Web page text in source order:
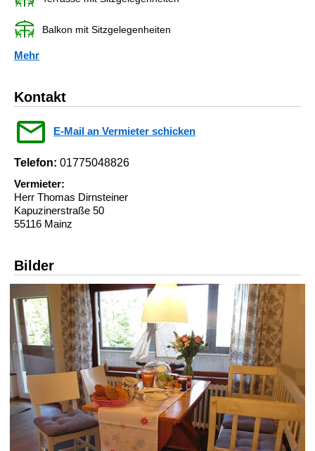
Balkon mit Sitzgelegenheiten
Mehr
Kontakt
E-Mail an Vermieter schicken
Telefon: 01775048826
Vermieter:
Herr Thomas Dirnsteiner
Kapuzinerstraße 50
55116 Mainz
Bilder